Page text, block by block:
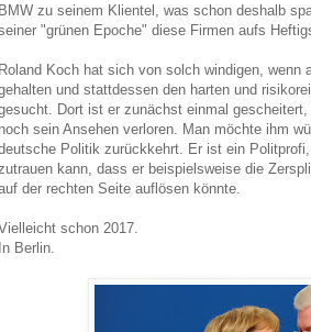
BMW zu seinem Klientel, was schon deshalb
"grünen Epoche" diese Firmen aufs
Roland Koch hat sich von solch windigen, wenn
und stattdessen den harten und
Dort ist er zunächst einmal
noch sein Ansehen verloren. Man möchte ihm
Politik zurückkehrt. Er ist ein
kann, dass er beispielsweise die
der rechten Seite auflösen könnte.
schon 2017.
In Berlin.